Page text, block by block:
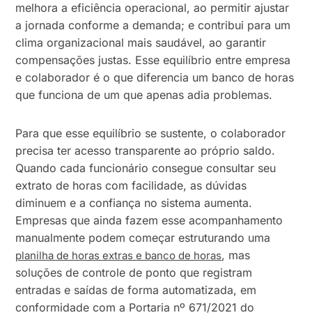
melhora a eficiência operacional, ao permitir ajustar
a jornada conforme a demanda; e contribui para um
clima organizacional mais saudável, ao garantir
compensações justas. Esse equilíbrio entre empresa
e colaborador é o que diferencia um banco de horas
que funciona de um que apenas adia problemas.
Para que esse equilíbrio se sustente, o colaborador
precisa ter acesso transparente ao próprio saldo.
Quando cada funcionário consegue consultar seu
extrato de horas com facilidade, as dúvidas
diminuem e a confiança no sistema aumenta.
Empresas que ainda fazem esse acompanhamento
manualmente podem começar estruturando uma
planilha de horas extras e banco de horas, mas
soluções de controle de ponto que registram
entradas e saídas de forma automatizada, em
conformidade com a Portaria nº 671/2021 do